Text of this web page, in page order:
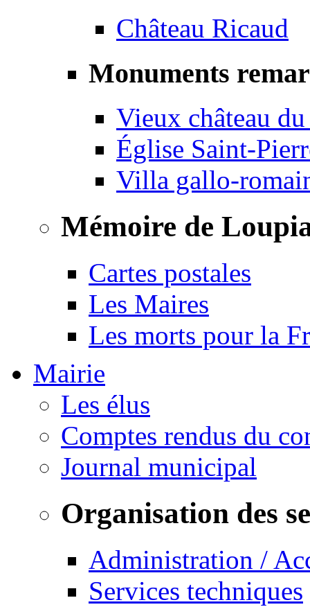
Château Ricaud
Monuments
Vieux château
Église Saint-
Villa gallo-
Mémoire de
Cartes postales
Les Maires
Les morts pour la
Mairie
Les élus
Comptes rendus du
Journal municipal
Organisation des
Administration /
Services techniques